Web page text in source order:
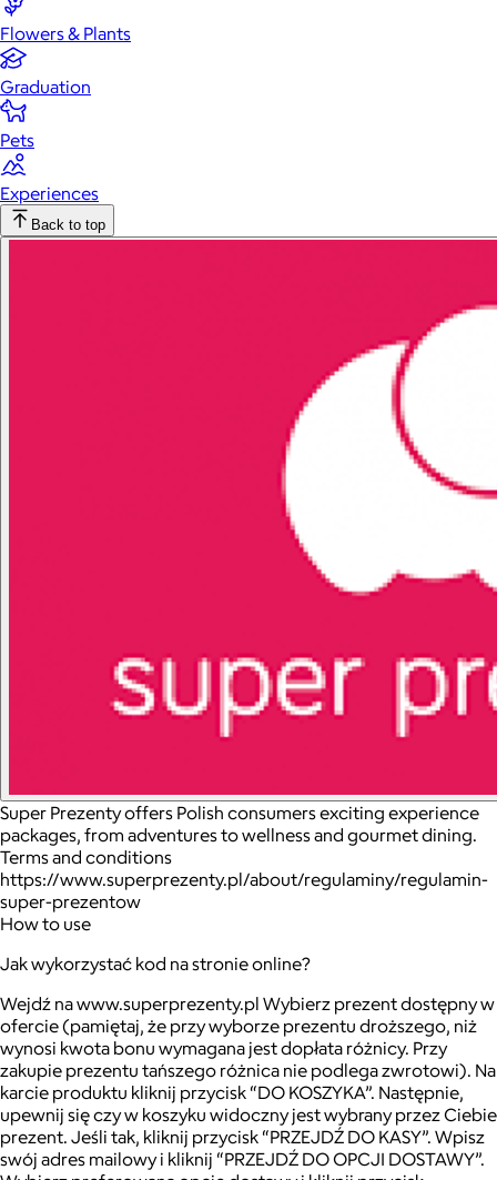
Flowers & Plants
Graduation
Pets
Experiences
Back to top
Super Prezenty offers Polish consumers exciting experience
packages, from adventures to wellness and gourmet dining.
Terms and conditions
https://www.superprezenty.pl/about/regulaminy/regulamin-
super-prezentow
How to use
Jak wykorzystać kod na stronie online?
Wejdź na www.superprezenty.pl Wybierz prezent dostępny w
ofercie (pamiętaj, że przy wyborze prezentu droższego, niż
wynosi kwota bonu wymagana jest dopłata różnicy. Przy
zakupie prezentu tańszego różnica nie podlega zwrotowi). Na
karcie produktu kliknij przycisk “DO KOSZYKA”. Następnie,
upewnij się czy w koszyku widoczny jest wybrany przez Ciebie
prezent. Jeśli tak, kliknij przycisk “PRZEJDŹ DO KASY”. Wpisz
swój adres mailowy i kliknij “PRZEJDŹ DO OPCJI DOSTAWY”.